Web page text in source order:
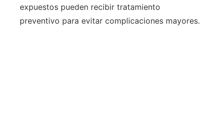
expuestos pueden recibir tratamiento
preventivo para evitar complicaciones mayores.